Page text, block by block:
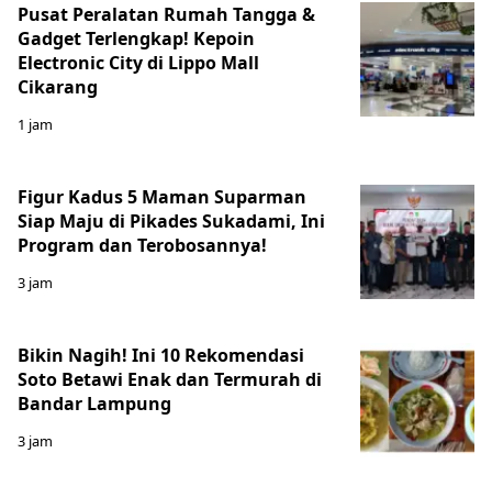
Pusat Peralatan Rumah Tangga &
Gadget Terlengkap! Kepoin
Electronic City di Lippo Mall
Cikarang
1 jam
Figur Kadus 5 Maman Suparman
Siap Maju di Pikades Sukadami, Ini
Program dan Terobosannya!
3 jam
Bikin Nagih! Ini 10 Rekomendasi
Soto Betawi Enak dan Termurah di
Bandar Lampung
3 jam